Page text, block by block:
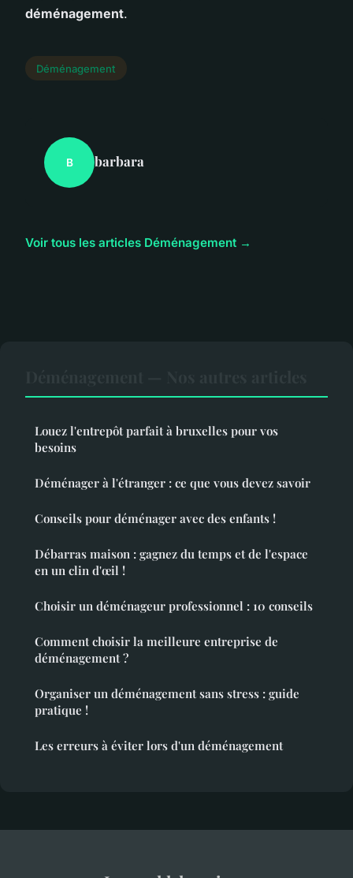
déménagement.
Déménagement
B barbara
Voir tous les articles Déménagement →
Louez l'entrepôt parfait à bruxelles pour vos
besoins
Déménager à l'étranger : ce que vous devez savoir
Conseils pour déménager avec des enfants !
Débarras maison : gagnez du temps et de l'espace
en un clin d'œil !
Choisir un déménageur professionnel : 10 conseils
Comment choisir la meilleure entreprise de
déménagement ?
Organiser un déménagement sans stress : guide
pratique !
Les erreurs à éviter lors d'un déménagement